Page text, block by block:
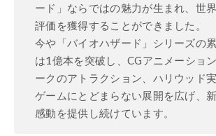
ード」ならではの魅力が生まれ、世
評価を獲得することができました。
今や「バイオハザード」シリーズの
は1億本を突破し、CGアニメーショ
ークのアトラクション、ハリウッド
ゲームにとどまらない展開を広げ、
感動を提供し続けています。